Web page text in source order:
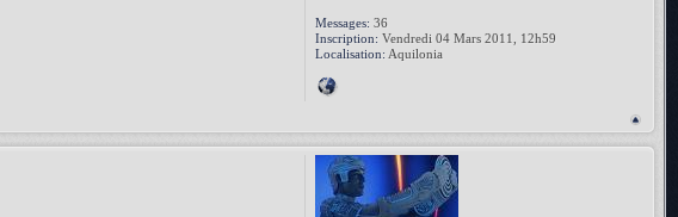
Messages: 36
Inscription: Vendredi 04 Mars 2011, 12h59
Localisation: Aquilonia